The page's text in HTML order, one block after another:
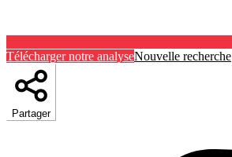
Télécharger notre analyseNouvelle recherche
Partager